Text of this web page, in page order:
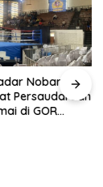
Nobar:
Persaudaraan
di GOR